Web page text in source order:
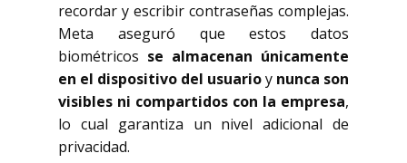
recordar y escribir contraseñas complejas.
Meta aseguró que estos datos
biométricos se almacenan únicamente
en el dispositivo del usuarioy nunca son
visibles ni compartidos con la empresa,
lo cual garantiza un nivel adicional de
privacidad.